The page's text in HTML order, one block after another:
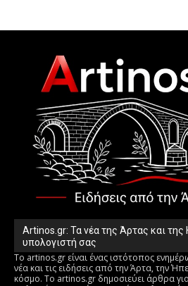
Artinos.gr: Τα νέα της Άρτας και της
υπολογιστή σας
Το artinos.gr είναι ένας ιστότοπος
νέα και τις ειδήσεις από την Άρτα, την
κόσμο. Το artinos.gr δημοσιεύει άρθρα